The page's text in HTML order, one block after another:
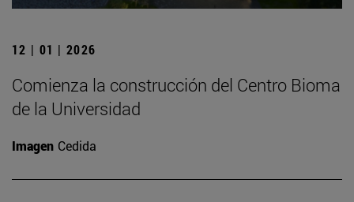
12 | 01 | 2026
Comienza la construcción del Centro Bioma
de la Universidad
Imagen Cedida